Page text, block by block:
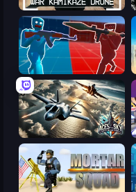
FPV War Kamikaze Drone
Battle of the Soldiers: Red vs Blue
Aces of the Sky: Epic Dogfights